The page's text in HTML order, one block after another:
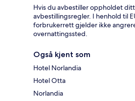
Hvis du avbestiller oppholdet
avbestillingsregler. I henhold til
forbrukerrett gjelder ikke
overnattingssted.
Også kjent som
Hotel Norlandia
Hotel Otta
Norlandia